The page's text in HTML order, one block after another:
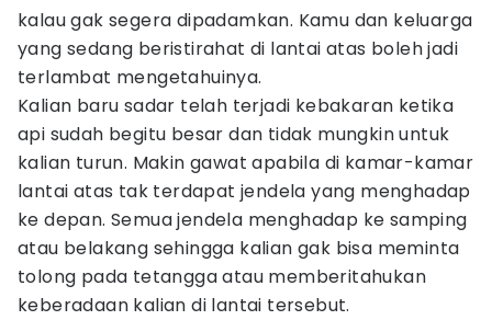
kalau gak segera dipadamkan. Kamu dan keluarga
yang sedang beristirahat di lantai atas boleh jadi
terlambat mengetahuinya.
Kalian baru sadar telah terjadi kebakaran ketika
api sudah begitu besar dan tidak mungkin untuk
kalian turun. Makin gawat apabila di kamar-kamar
lantai atas tak terdapat jendela yang menghadap
ke depan. Semua jendela menghadap ke samping
atau belakang sehingga kalian gak bisa meminta
tolong pada tetangga atau memberitahukan
keberadaan kalian di lantai tersebut.